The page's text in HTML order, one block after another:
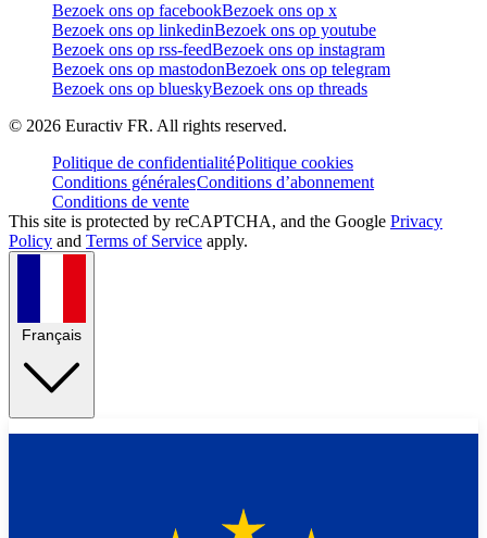
Bezoek ons op facebookBezoek ons op x
Bezoek ons op linkedinBezoek ons op youtube
Bezoek ons op rss-feedBezoek ons op instagram
Bezoek ons op mastodonBezoek ons op telegram
Bezoek ons op blueskyBezoek ons op threads
© 2026 Euractiv FR. All rights reserved.
Politique de confidentialitéPolitique cookies
Conditions généralesConditions d’abonnement
Conditions de vente
This site is protected by reCAPTCHA, and the Google Privacy
Policy and Terms of Service apply.
Français